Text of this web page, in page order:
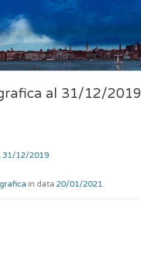
al 31/12/2019
31/12/2019
in data 20/01/2021.